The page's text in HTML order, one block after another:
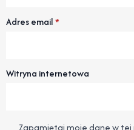
Adres email*
Witryna internetowa
Zapamiętaj moje dane w